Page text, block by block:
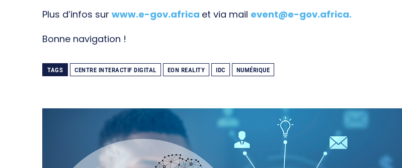
Plus d’infos sur www.e-gov.africa et via mail event@e-gov.africa.
Bonne navigation !
TAGS CENTRE INTERACTIF DIGITAL EON REALITY IDC NUMÉRIQUE